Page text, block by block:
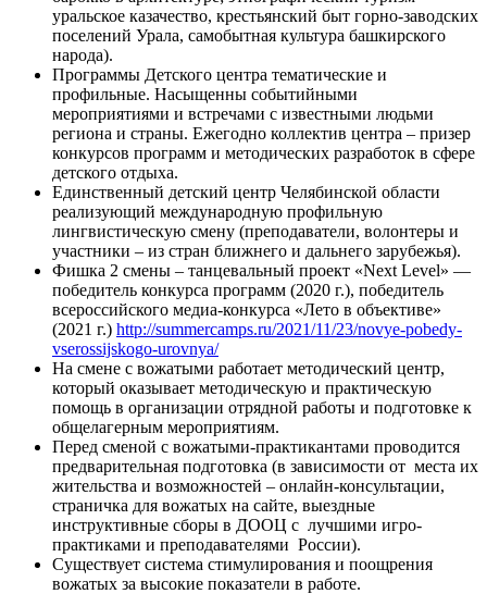
уральское казачество, крестьянский быт горно-заводских
поселений Урала, самобытная культура башкирского
народа).
Программы Детского центра тематические и
профильные. Насыщенны событийными
мероприятиями и встречами с известными людьми
региона и страны. Ежегодно коллектив центра – призер
конкурсов программ и методических разработок в сфере
детского отдыха.
Единственный детский центр Челябинской области
реализующий международную профильную
лингвистическую смену (преподаватели, волонтеры и
участники – из стран ближнего и дальнего зарубежья).
Фишка 2 смены – танцевальный проект «Next Level» —
победитель конкурса программ (2020 г.), победитель
всероссийского медиа-конкурса «Лето в объективе»
(2021 г.) http://summercamps.ru/2021/11/23/novye-pobedy-
vserossijskogo-urovnya/
На смене с вожатыми работает методический центр,
который оказывает методическую и практическую
помощь в организации отрядной работы и подготовке к
общелагерным мероприятиям.
Перед сменой с вожатыми-практикантами проводится
предварительная подготовка (в зависимости от места их
жительства и возможностей – онлайн-консультации,
страничка для вожатых на сайте, выездные
инструктивные сборы в ДООЦ с лучшими игро-
практиками и преподавателями России).
Существует система стимулирования и поощрения
вожатых за высокие показатели в работе.